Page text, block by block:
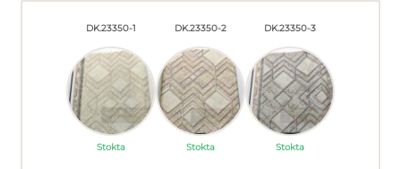
DK.23350-1
Stokta
DK.23350-2
Stokta
DK.23350-3
Stokta